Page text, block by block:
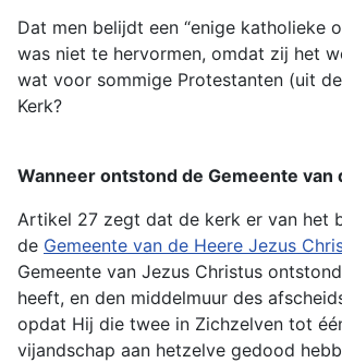
Dat men belijdt een “enige katholieke
was niet te hervormen, omdat zij het
wat voor sommige Protestanten (uit
Kerk?
Wanneer ontstond de Gemeente van
Artikel 27 zegt dat de kerk er van het
de Gemeente van de Heere Jezus
Gemeente van Jezus Christus
heeft, en den middelmuur des
opdat Hij die twee in Zichzelven tot
vijandschap aan hetzelve gedood